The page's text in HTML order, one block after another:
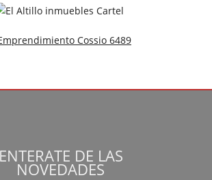
ENTERATE DE LAS
NOVEDADES